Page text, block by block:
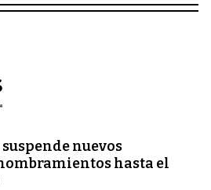
nuevos
hasta el